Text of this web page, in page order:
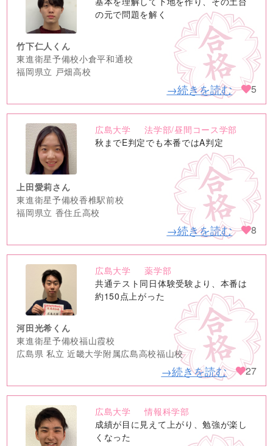
image
の元で問題を解く
竹下仁人くん
東進衛星予備校小倉平和通校
福岡県立 戸畑高校
→続きを読む 5
no
image
広島大学
法学部/昼間コース学部
秋までE判定でも本番ではA判定
上田愛莉さん
東進衛星予備校香椎駅前校
福岡県立 香住丘高校
→続きを読む 8
no
image
広島大学
薬学部
共通テスト同日体験受験より、本番は
約150点上がった
河田光希くん
東進衛星予備校福山霞校
広島県 私立 近畿大学附属広島高校福山校
→続きを読む 27
no
image
広島大学
情報科学部
成績が目に見えて上がり、勉強が楽し
くなった